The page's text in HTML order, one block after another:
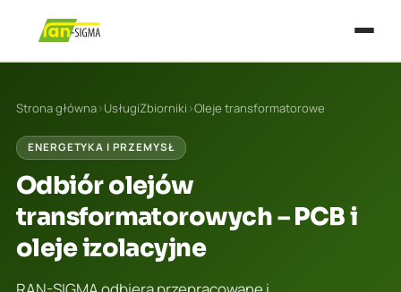
Strona główna›UsługiZbiorniki ›Oleje transformatorowe
ENERGETYKA I PRZEMYSŁ
Odbiór olejów
transformatorowych – PCB i
oleje izolacyjne